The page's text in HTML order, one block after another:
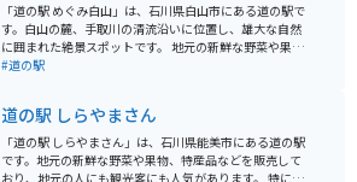
す。倶利伽羅峠はワインディングロードとしても人気が
あり、周辺には「倶利伽羅不動寺」などの観光スポット
も点在しているので、ツーリングの拠点としても最適で
す。 特産品としては、霊峰白山の伏流水を使った「菊
旅の思い出にいかがでしょうか。
「道の駅 めぐみ白山」は、石川県白山市にある道の駅で
す。白山の麓、手取川の清流沿いに位置し、雄大な自然
に囲まれた絶景スポットです。 地元の新鮮な野菜や果物
をはじめ、白山麓の特産品を販売する直売所は、お土産
め」を使った料理が楽しめます。 バイクで訪れる際は、
道の駅から白山白川郷ホワイトロードの入り口まで約30
分とアクセスが良く、ツーリングの拠点としてもおすす
めです。白山スーパー林道は、期間限定で通行可能とな
#道の駅
道の駅 しらやまさん
「道の駅 しらやまさん」は、石川県能美市にある道の駅
です。地元の新鮮な野菜や果物、特産品などを販売して
おり、地元の人にも観光客にも人気があります。 特に、